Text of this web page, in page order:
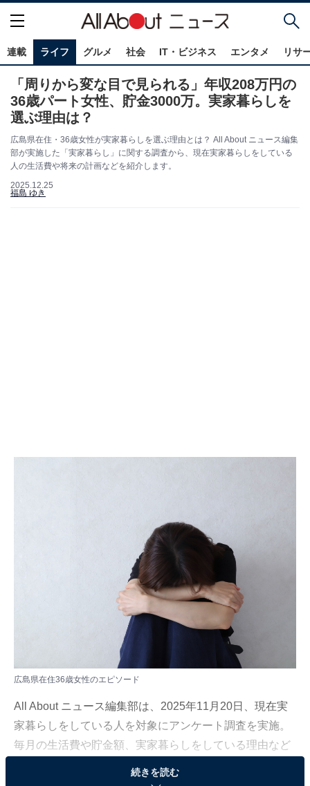
連載 ライフ グルメ 社会 IT・ビジネス エンタメ リサ
「周りから変な目で見られる」年収208万円の
36歳パート女性、貯金3000万。実家暮らしを
選ぶ理由は？
広島県在住・36歳女性が実家暮らしを選ぶ理由とは？ All About ニュース編集
部が実施した「実家暮らし」に関する調査から、現在実家暮らしをしている
人の生活費や将来の計画などを紹介します。
2025.12.25
福島 ゆき
広島県在住36歳女性のエピソード
All About ニュース編集部は、2025年11月20日、現在実
家暮らしをしている人を対象にアンケート調査を実施。
毎月の生活費や貯金額、実家暮らしをしている理由など
続きを読む